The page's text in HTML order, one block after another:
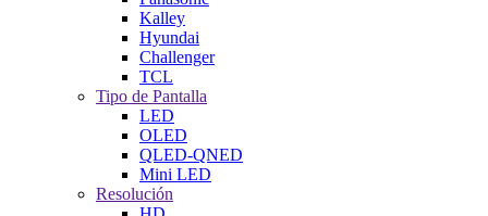
Kalley
Hyundai
Challenger
TCL
Tipo de Pantalla
LED
OLED
QLED-QNED
Mini LED
Resolución